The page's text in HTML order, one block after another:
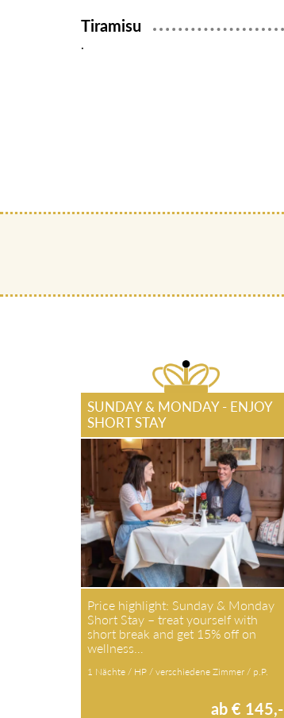
Tiramisu
.
SUNDAY & MONDAY - ENJOY
SHORT STAY
Price highlight: Sunday & Monday
Short Stay – treat yourself with
short break and get 15% off on
wellness…
1 Nächte / HP / verschiedene Zimmer / p.P.
ab € 145,-